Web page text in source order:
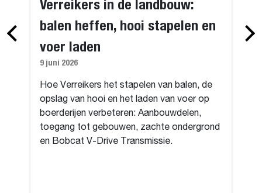
Verreikers in de landbouw:
balen heffen, hooi stapelen en
voer laden
9 juni 2026
Hoe Verreikers het stapelen van balen, de
opslag van hooi en het laden van voer op
boerderijen verbeteren: Aanbouwdelen,
toegang tot gebouwen, zachte ondergrond
en Bobcat V-Drive Transmissie.